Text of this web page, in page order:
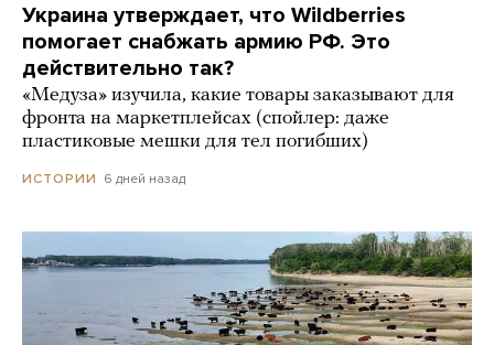
Украина утверждает, что Wildberries
помогает снабжать армию РФ. Это
действительно так?
«Медуза» изучила, какие товары заказывают для
фронта на маркетплейсах (спойлер: даже
пластиковые мешки для тел погибших)
ИСТОРИИ 6 дней назад